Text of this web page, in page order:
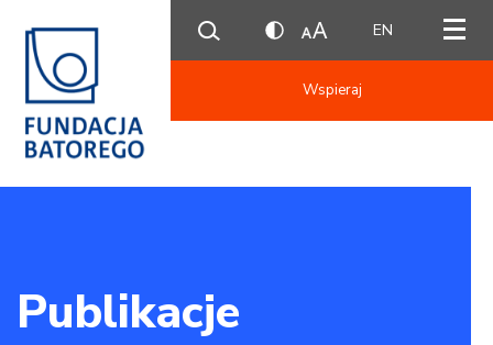
EN
Wspieraj
Publikacje